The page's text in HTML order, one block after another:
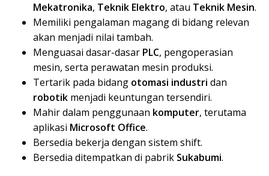
Mekatronika, Teknik Elektro, atau Teknik Mesin.
Memiliki pengalaman magang di bidang relevan
akan menjadi nilai tambah.
Menguasai dasar-dasar PLC, pengoperasian
mesin, serta perawatan mesin produksi.
Tertarik pada bidang otomasi industri dan
robotik menjadi keuntungan tersendiri.
Mahir dalam penggunaan komputer, terutama
aplikasi Microsoft Office.
Bersedia bekerja dengan sistem shift.
Bersedia ditempatkan di pabrik Sukabumi.